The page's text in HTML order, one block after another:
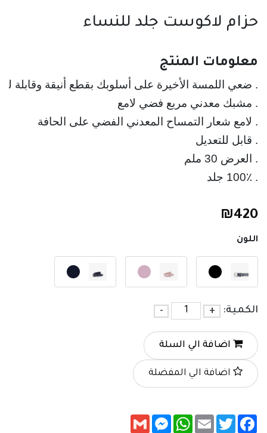
حزام لاكوست جلد للنساء
معلومات المنتج
. 100٪ جلد
₪420
اللون
الكمية: +
-
اضافة الي السلة
اضافة الي المفضلة
Facebook
Twitter
Email
WhatsApp
Messenger
Gmail